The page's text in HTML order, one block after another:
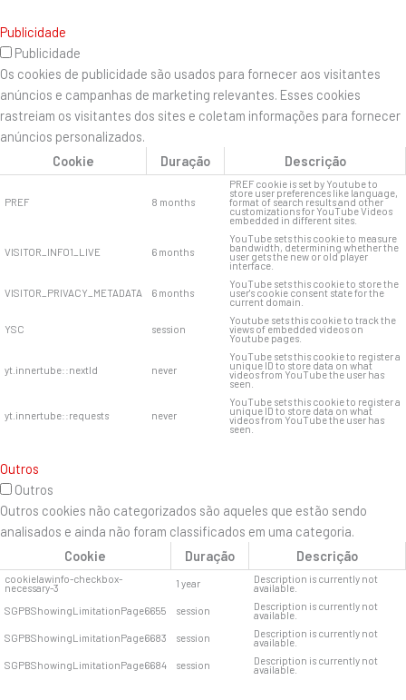
Publicidade
Publicidade
Os cookies de publicidade são usados ​​para fornecer aos visitantes
anúncios e campanhas de marketing relevantes. Esses cookies
rastreiam os visitantes dos sites e coletam informações para fornecer
anúncios personalizados.
Cookie
Duração Descrição
PREF 8 months
PREF cookie is set by Youtube to
store user preferences like language,
format of search results and other
customizations for YouTube Videos
embedded in different sites.
VISITOR_INFO1_LIVE 6 months
YouTube sets this cookie to measure
bandwidth, determining whether the
user gets the new or old player
interface.
VISITOR_PRIVACY_METADATA 6 months
YouTube sets this cookie to store the
user's cookie consent state for the
current domain.
YSC session
Youtube sets this cookie to track the
views of embedded videos on
Youtube pages.
yt.innertube::nextId never
YouTube sets this cookie to register a
unique ID to store data on what
videos from YouTube the user has
seen.
yt.innertube::requests never
YouTube sets this cookie to register a
unique ID to store data on what
videos from YouTube the user has
seen.
Outros
Outros
Outros cookies não categorizados são aqueles que estão sendo
analisados ​​e ainda não foram classificados em uma categoria.
Cookie
Duração Descrição
cookielawinfo-checkbox-
necessary-3 1 year Description is currently not
available.
SGPBShowingLimitationPage6655
session Description is currently not
available.
SGPBShowingLimitationPage6683
session Description is currently not
available.
SGPBShowingLimitationPage6684
session Description is currently not
available.